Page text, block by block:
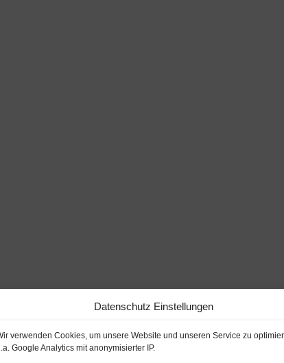
Datenschutz Einstellungen
verwenden Cookies, um unsere Website und unseren Service zu
Google Analytics mit anonymisierter IP.